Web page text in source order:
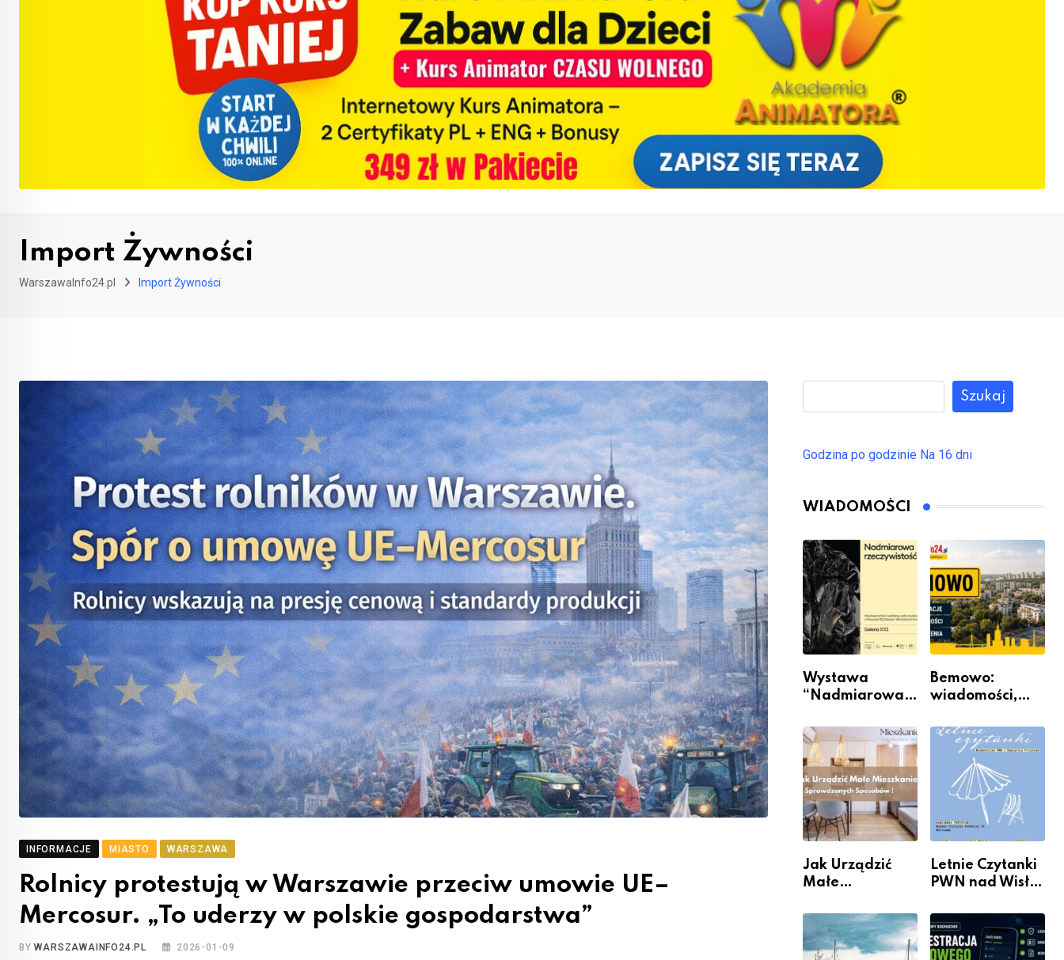
Import Żywności
WarszawaInfo24.pl Import Żywności
INFORMACJE MIASTO WARSZAWA
Rolnicy protestują w Warszawie przeciw umowie UE–
Mercosur. „To uderzy w polskie gospodarstwa”
BYWARSZAWAINFO24.PL 2026-01-09
Szukaj
Godzina po godzinie Na 16 dni
WIADOMOŚCI
Wystawa
“Nadmiarowa
w Galerii XX1
Bemowo:
wiadomości,
wydarzenia z
dzielnicy
Jak Urządzić
Małe
Sposobów Na
Więcej
Przestrzeni Bez
Letnie Czytanki
PWN nad Wisłą.
książką, kawą i
chwilą dla
siebie